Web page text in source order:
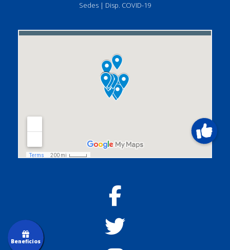
Sedes | Disp. COVID-19
Beneficios